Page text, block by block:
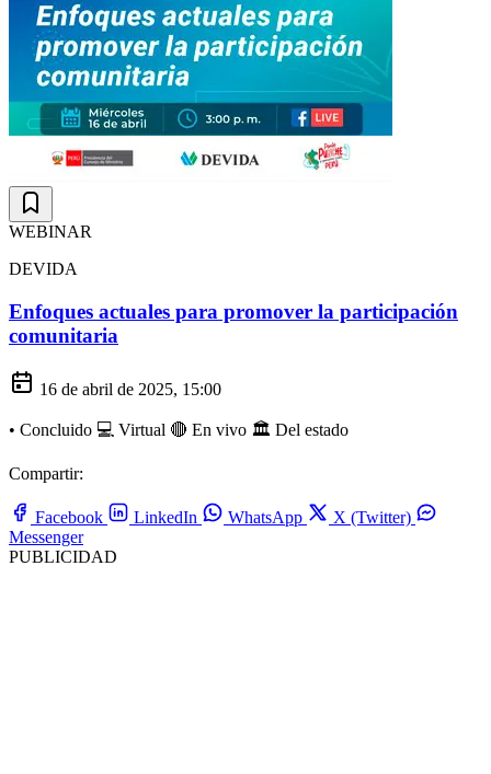
WEBINAR
DEVIDA
Enfoques actuales para promover la participación
comunitaria
16 de abril de 2025, 15:00
• Concluido 💻 Virtual 🔴 En vivo 🏛️ Del estado
Compartir:
Facebook LinkedIn WhatsApp
X (Twitter)
Messenger
PUBLICIDAD